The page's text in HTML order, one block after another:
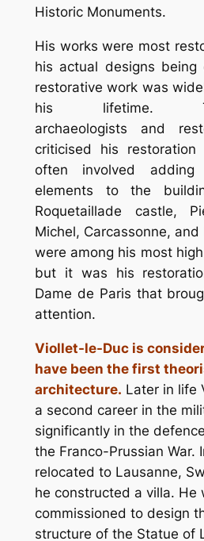
Historic Monuments.
His works were most
his actual designs being
restorative work was
his lifetime.
archaeologists and
criticised his restoration
often involved adding
elements to the
Roquetaillade castle,
Michel, Carcassonne,
were among his most
but it was his
Dame de Paris that
attention.
Viollet-le-Duc is
have been the first
architecture. Later in life
a second career in the
significantly in the
the Franco-Prussian War.
relocated to Lausanne,
he constructed a villa. He
commissioned to design
structure of the Statue of